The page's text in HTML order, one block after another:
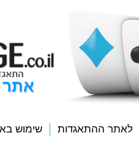
אתר
לאתר ההתאגדות שימוש